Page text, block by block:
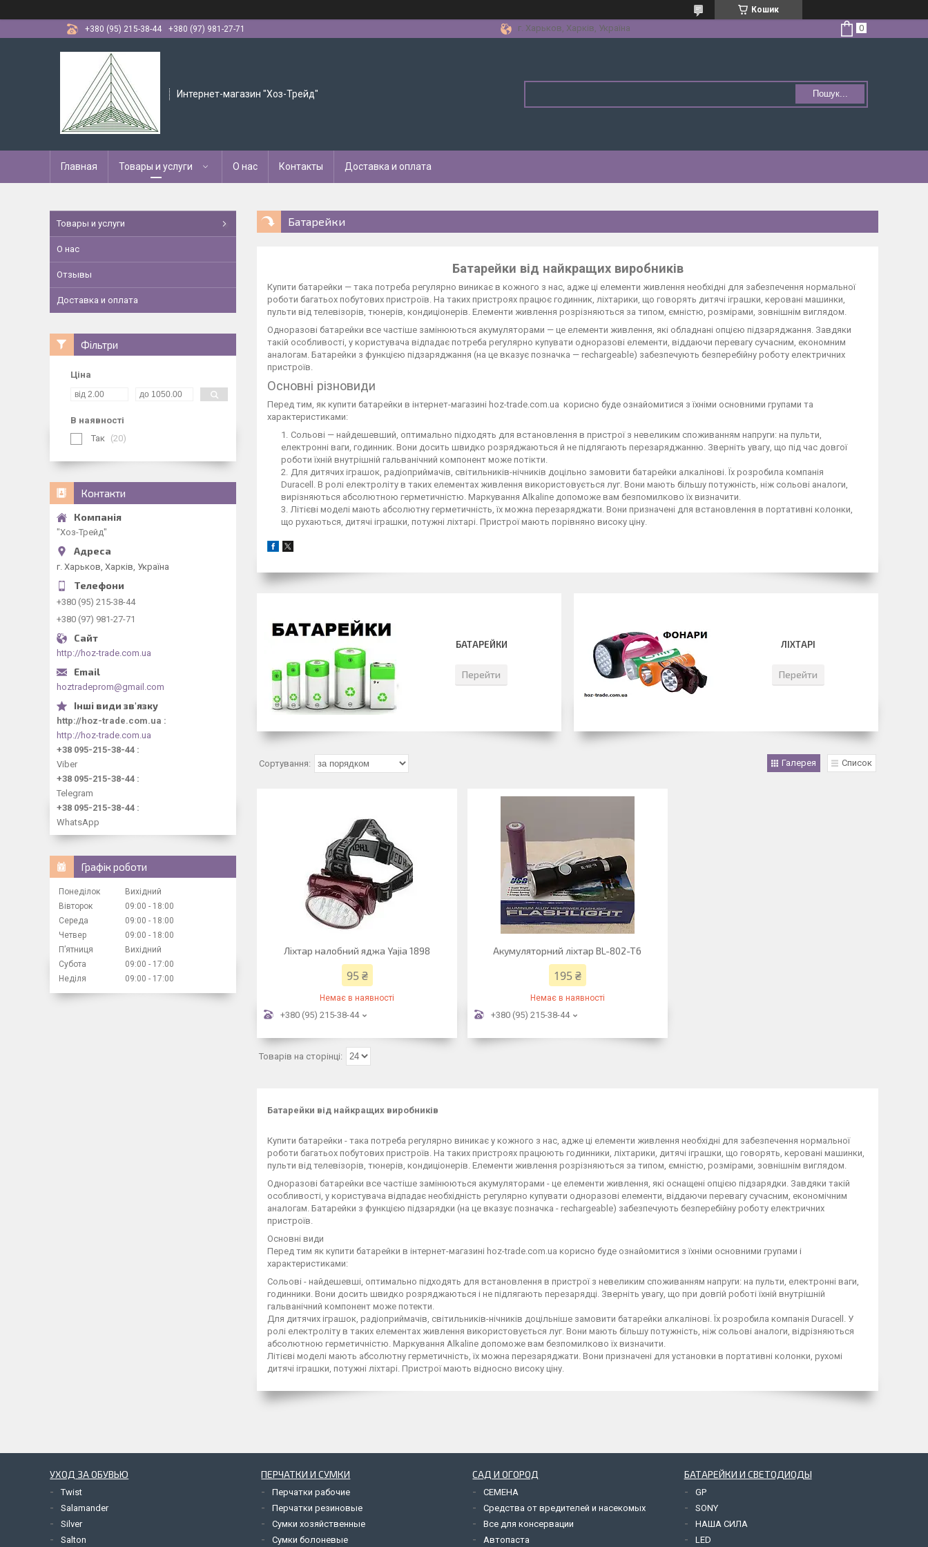
Кошик
+380 (95) 215-38-44
+380 (97) 981-27-71 г. Харьков, Харків, Україна
Интернет-магазин "Хоз-Трейд" Пошук...
Главная Товары и услуги О нас Контакты Доставка и оплата
Батарейки
Батарейки від найкращих виробників
Купити батарейки — така потреба регулярно виникає в кожного з нас, адже ці елементи живлення необхідні для забезпечення нормальної
роботи багатьох побутових пристроїв. На таких пристроях працює годинник, ліхтарики, що говорять дитячі іграшки, керовані машинки,
пульти від телевізорів, тюнерів, кондиціонерів. Елементи живлення розрізняються за типом, ємністю, розмірами, зовнішнім виглядом.
Одноразові батарейки все частіше замінюються акумуляторами — це елементи живлення, які обладнані опцією підзаряджання. Завдяки
такій особливості, у користувача відпадає потреба регулярно купувати одноразові елементи, віддаючи перевагу сучасним, економним
аналогам. Батарейки з функцією підзаряджання (на це вказує позначка — rechargeable) забезпечують безперебійну роботу електричних
пристроїв.
Основні різновиди
Перед тим, як купити батарейки в інтернет-магазині hoz-trade.com.ua корисно буде ознайомитися з їхніми основними групами та
характеристиками:
Сольові — найдешевший, оптимально підходять для встановлення в пристрої з невеликим споживанням напруги: на пульти,
електронні ваги, годинник. Вони досить швидко розряджаються й не підлягають перезаряджанню. Зверніть увагу, що під час довгої
роботи їхній внутрішній гальванічний компонент може потікти.
Для дитячих іграшок, радіоприймачів, світильників-нічників доцільно замовити батарейки алкалінові. Їх розробила компанія
Duracell. В ролі електроліту в таких елементах живлення використовується луг. Вони мають більшу потужність, ніж сольові аналоги,
вирізняються абсолютною герметичністю. Маркування Alkaline допоможе вам безпомилково їх визначити.
Літієві моделі мають абсолютну герметичність, їх можна перезаряджати. Вони призначені для встановлення в портативні колонки,
що рухаються, дитячі іграшки, потужні ліхтарі. Пристрої мають порівняно високу ціну.
БАТАРЕЙКИ
Перейти
ЛІХТАРІ
Перейти
Галерея Список
Ліхтар налобний яджа Yajia 1898
95 ₴
Немає в наявності
+380 (95) 215-38-44
Акумуляторний ліхтар BL-802-T6
195 ₴
Немає в наявності
+380 (95) 215-38-44
Батарейки від найкращих виробників
Купити батарейки - така потреба регулярно виникає у кожного з нас, адже ці елементи живлення необхідні для забезпечення нормальної
роботи багатьох побутових пристроїв. На таких пристроях працюють годинники, ліхтарики, дитячі іграшки, що говорять, керовані машинки,
пульти від телевізорів, тюнерів, кондиціонерів. Елементи живлення розрізняються за типом, ємністю, розмірами, зовнішнім виглядом.
Одноразові батарейки все частіше замінюються акумуляторами - це елементи живлення, які оснащені опцією підзарядки. Завдяки такій
особливості, у користувача відпадає необхідність регулярно купувати одноразові елементи, віддаючи перевагу сучасним, економічним
аналогам. Батарейки з функцією підзарядки (на це вказує позначка - rechargeable) забезпечують безперебійну роботу електричних
пристроїв.
Основні види
Перед тим як купити батарейки в інтернет-магазині hoz-trade.com.ua корисно буде ознайомитися з їхніми основними групами і
характеристиками:
Сольові - найдешевші, оптимально підходять для встановлення в пристрої з невеликим споживанням напруги: на пульти, електронні ваги,
годинники. Вони досить швидко розряджаються і не підлягають перезарядці. Зверніть увагу, що при довгій роботі їхній внутрішній
гальванічний компонент може потекти.
Для дитячих іграшок, радіоприймачів, світильників-нічників доцільніше замовити батарейки алкалінові. Їх розробила компанія Duracell. У
ролі електроліту в таких елементах живлення використовується луг. Вони мають більшу потужність, ніж сольові аналоги, відрізняються
абсолютною герметичністю. Маркування Alkaline допоможе вам безпомилково їх визначити.
Літієві моделі мають абсолютну герметичність, їх можна перезаряджати. Вони призначені для установки в портативні колонки, рухомі
дитячі іграшки, потужні ліхтарі. Пристрої мають відносно високу ціну.
Товары и услуги
О нас
Отзывы
Доставка и оплата
Фільтри
Ціна
В наявності
Так
20
Контакти
"Хоз-Трейд"
г. Харьков, Харків, Україна
+380 (95) 215-38-44
+380 (97) 981-27-71
http://hoz-trade.com.ua
hoztradeprom@gmail.com
http://hoz-trade.com.ua
http://hoz-trade.com.ua
+38 095-215-38-44
Viber
+38 095-215-38-44
Telegram
+38 095-215-38-44
WhatsApp
Графік роботи
Понеділок
Вихідний
Вівторок
09:00
18:00
Середа
09:00
18:00
Четвер
09:00
18:00
Пʼятниця
Вихідний
Субота
09:00
17:00
Неділя
09:00 17:00
УХОД ЗА ОБУВЬЮ
Twist
Salamander
Silver
Salton
ПЕРЧАТКИ И СУМКИ
Перчатки рабочие
Перчатки резиновые
Сумки хозяйственные
Сумки болоневые
САД И ОГОРОД
СЕМЕНА
Средства от вредителей и насекомых
Все для консервации
Автопаста
БАТАРЕЙКИ И СВЕТОДИОДЫ
GP
SONY
НАША СИЛА
LED